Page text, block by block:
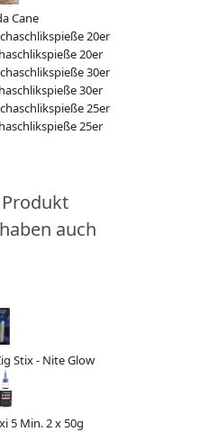
Cane
20er
30er
25er
auch
Stix - Nite Glow
5 Min. 2 x 50g